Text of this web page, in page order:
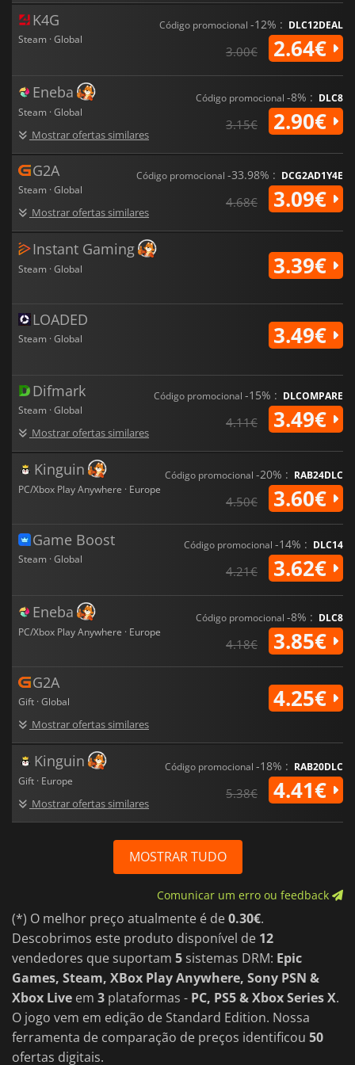
K4G
Steam · Global
Código promocional -12% : DLC12DEAL
3.00€ 2.64€
Eneba
Steam · Global
Mostrar ofertas similares
Código promocional -8% : DLC8
3.15€ 2.90€
G2A
Steam · Global
Mostrar ofertas similares
Código promocional -33.98% : DCG2AD1Y4E
4.68€ 3.09€
Instant Gaming
Steam · Global 3.39€
LOADED
Steam · Global 3.49€
Difmark
Steam · Global
Mostrar ofertas similares
Código promocional -15% : DLCOMPARE
4.11€ 3.49€
Kinguin
PC/Xbox Play Anywhere · Europe
Código promocional -20% : RAB24DLC
4.50€ 3.60€
Game Boost
Steam · Global
Código promocional -14% : DLC14
4.21€ 3.62€
Eneba
PC/Xbox Play Anywhere · Europe
Código promocional -8% : DLC8
4.18€ 3.85€
G2A
Gift · Global
Mostrar ofertas similares
4.25€
Kinguin
Gift · Europe
Mostrar ofertas similares
Código promocional -18% : RAB20DLC
5.38€ 4.41€
MOSTRAR TUDO
Comunicar um erro ou feedback
(*) O melhor preço atualmente é de0.30€.
Descobrimos este produto disponível de 12
vendedores que suportam 5 sistemas DRM: Epic
Games, Steam, XBox Play Anywhere, Sony PSN &
Xbox Live em 3 plataformas - PC, PS5 & Xbox Series X.
O jogo vem em edição de Standard Edition. Nossa
ferramenta de comparação de preços identificou 50
ofertas digitais.